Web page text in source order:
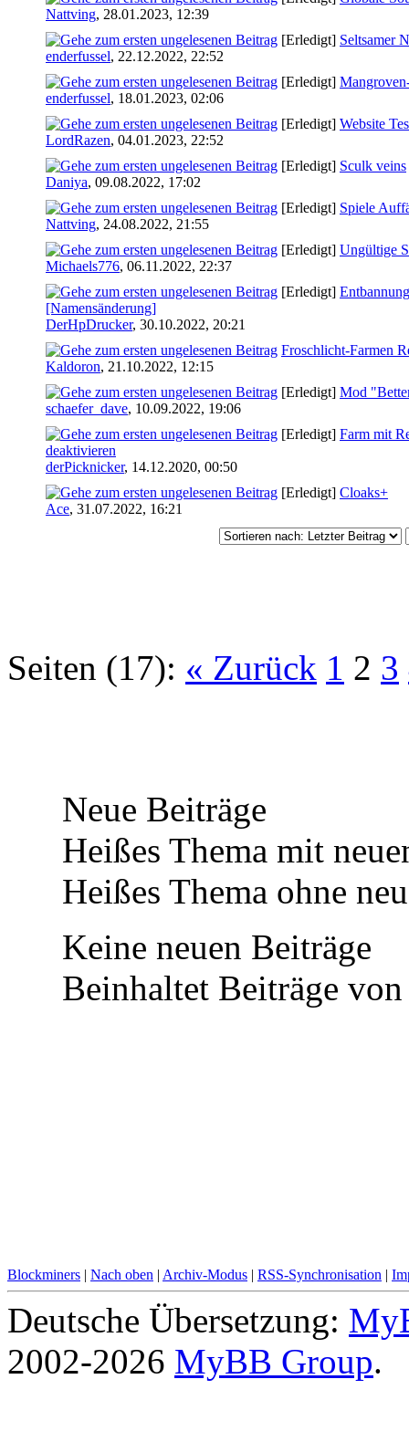
Nattving, 28.01.2023, 12:39
[Erledigt] Seltsamer
enderfussel, 22.12.2022, 22:52
[Erledigt]
enderfussel, 18.01.2023, 02:06
[Erledigt] Website
LordRazen, 04.01.2023, 22:52
[Erledigt] Sculk veins
Daniya, 09.08.2022, 17:02
[Erledigt] Spiele
Nattving, 24.08.2022, 21:55
[Erledigt] Ungültige
Michaels776, 06.11.2022, 22:37
[Erledigt]
[Namensänderung]
DerHpDrucker, 30.10.2022, 20:21
Froschlicht-Farmen
Kaldoron, 21.10.2022, 12:15
[Erledigt] Mod
schaefer_dave, 10.09.2022, 19:06
[Erledigt] Farm mit
deaktivieren
derPicknicker, 14.12.2020, 00:50
[Erledigt] Cloaks+
Ace, 31.07.2022, 16:21
Seiten (17): « Zurück 1 2 3
Neue Beiträge
Heißes Thema mit
Heißes Thema ohne
Keine neuen Beiträge
Beinhaltet Beiträge
Blockminers | Nach oben | Archiv-Modus | RSS-Synchronisation |
Deutsche Übersetzung:
2002-2026 MyBB Group.